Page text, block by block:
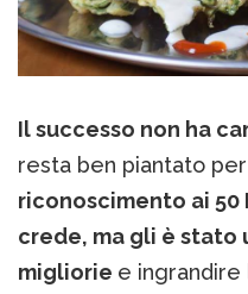
Il successo non ha
resta ben piantato
riconoscimento ai 50
crede, ma gli è
migliorie e ingrandire